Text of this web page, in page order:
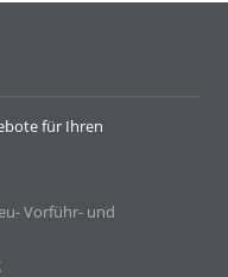
für Ihren
Vorführ- und